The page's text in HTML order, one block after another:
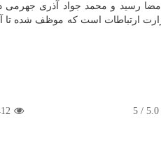
رسید و محمد جواد آذری جهرمی
5.0
/
5